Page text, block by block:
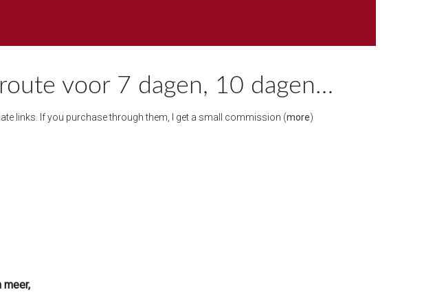
voor 7 dagen, 10 dagen…
links. If you purchase through them, I get a small commission (more)
meer,